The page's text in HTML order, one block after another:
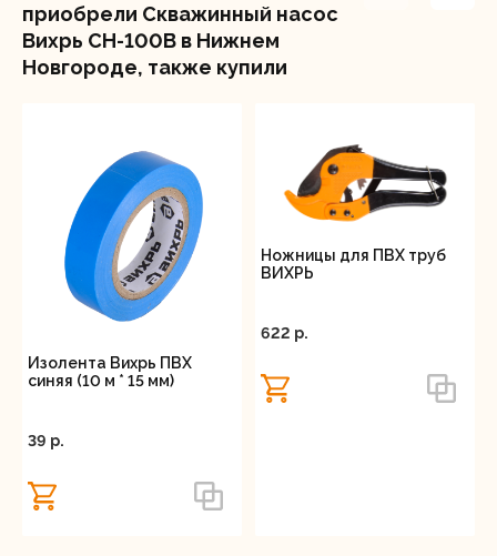
обеспечивает оптимальную подачу воды и
совместимость с большинством систем
водоснабжения. Скважинный насос Вихрь СН-100В
различных условиях.
приобрели Скважинный насос
Вихрь СН-100В в Нижнем
Новгороде, также купили
Изолента Вихрь ПВХ
синяя (10 м * 15 мм)
39 p.
Ножницы для ПВХ труб
ВИХРЬ
622 p.